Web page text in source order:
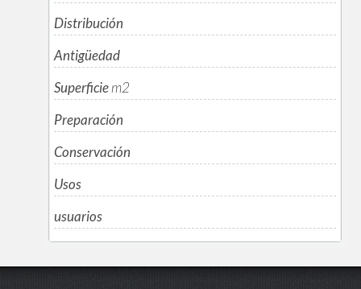
Distribución
Antigüedad
Superficiem2
Preparación
Conservación
Usos
usuarios